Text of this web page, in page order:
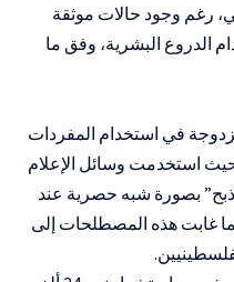
رغم وجود حالات موثقة
الدروع البشرية، وفق ما
في استخدام المفردات
حيث استخدمت وسائل الإعلام
بصورة شبه حصرية عند
غابت هذه المصطلحات إلى